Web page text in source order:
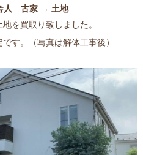
人 古家 → 土地
を買取り致しました。
す。（写真は解体工事後）